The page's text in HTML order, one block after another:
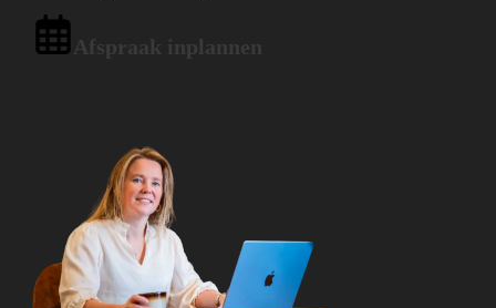
Afspraak inplannen